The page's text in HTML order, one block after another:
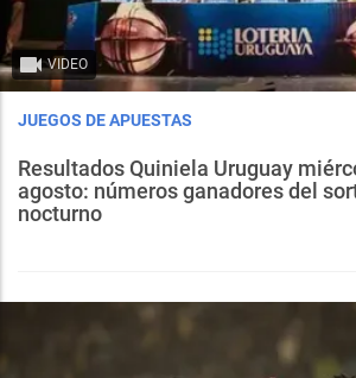
VIDEO
JUEGOS DE APUESTAS
Resultados Quiniela Uruguay
agosto: números ganadores del
nocturno